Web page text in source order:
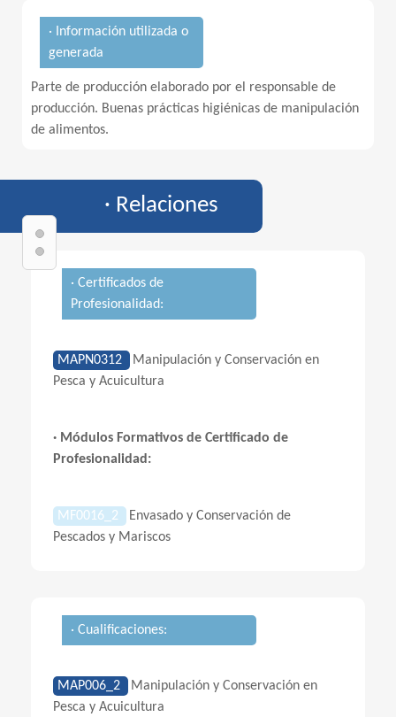
· Información utilizada o
generada
Parte de producción elaborado por el responsable de
producción. Buenas prácticas higiénicas de manipulación
de alimentos.
· Relaciones
· Certificados de
Profesionalidad:
MAPN0312
Manipulación y Conservación en
Pesca y Acuicultura
· Módulos Formativos de Certificado de
Profesionalidad:
MF0016_2
Envasado y Conservación de
Pescados y Mariscos
· Cualificaciones:
MAP006_2
Manipulación y Conservación en
Pesca y Acuicultura